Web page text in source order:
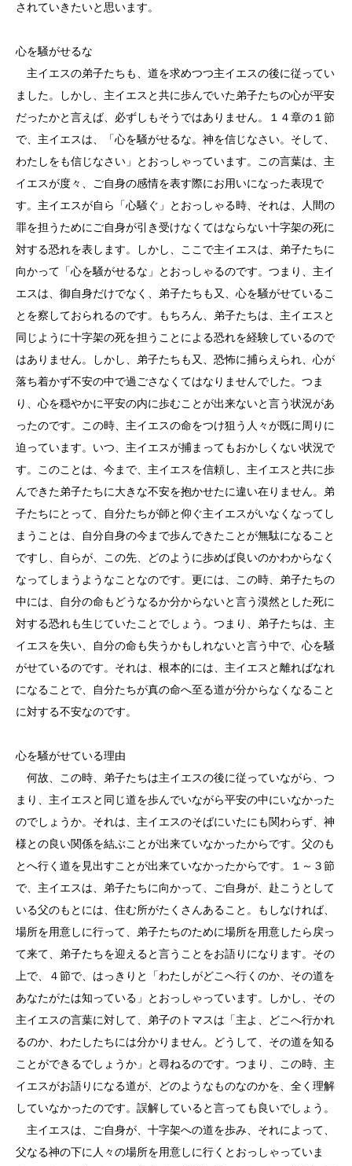
されていきたいと思います。
心を騒がせるな
主イエスの弟子たちも、道を求めつつ主イエスの後に従ってい
ました。しかし、主イエスと共に歩んでいた弟子たちの心が平安
だったかと言えば、必ずしもそうではありません。１４章の１節
で、主イエスは、「心を騒がせるな。神を信じなさい。そして、
わたしをも信じなさい」とおっしゃっています。この言葉は、主
イエスが度々、ご自身の感情を表す際にお用いになった表現で
す。主イエスが自ら「心騒ぐ」とおっしゃる時、それは、人間の
罪を担うためにご自身が引き受けなくてはならない十字架の死に
対する恐れを表します。しかし、ここで主イエスは、弟子たちに
向かって「心を騒がせるな」とおっしゃるのです。つまり、主イ
エスは、御自身だけでなく、弟子たちも又、心を騒がせているこ
とを察しておられるのです。もちろん、弟子たちは、主イエスと
同じように十字架の死を担うことによる恐れを経験しているので
はありません。しかし、弟子たちも又、恐怖に捕らえられ、心が
落ち着かず不安の中で過ごさなくてはなりませんでした。つま
り、心を穏やかに平安の内に歩むことが出来ないと言う状況があ
ったのです。この時、主イエスの命をつけ狙う人々が既に周りに
迫っています。いつ、主イエスが捕まってもおかしくない状況で
す。このことは、今まで、主イエスを信頼し、主イエスと共に歩
んできた弟子たちに大きな不安を抱かせたに違い在りません。弟
子たちにとって、自分たちが師と仰ぐ主イエスがいなくなってし
まうことは、自分自身の今まで歩んできたことが無駄になること
ですし、自らが、この先、どのように歩めば良いのかわからなく
なってしまうようなことなのです。更には、この時、弟子たちの
中には、自分の命もどうなるか分からないと言う漠然とした死に
対する恐れも生じていたことでしょう。つまり、弟子たちは、主
イエスを失い、自分の命も失うかもしれないと言う中で、心を騒
がせているのです。それは、根本的には、主イエスと離ればなれ
になることで、自分たちが真の命へ至る道が分からなくなること
に対する不安なのです。
心を騒がせている理由
何故、この時、弟子たちは主イエスの後に従っていながら、つ
まり、主イエスと同じ道を歩んでいながら平安の中にいなかった
のでしょうか。それは、主イエスのそばにいたにも関わらず、神
様との良い関係を結ぶことが出来ていなかったからです。父のも
とへ行く道を見出すことが出来ていなかったからです。１～３節
で、主イエスは、弟子たちに向かって、ご自身が、赴こうとして
いる父のもとには、住む所がたくさんあること。もしなければ、
場所を用意しに行って、弟子たちのために場所を用意したら戻っ
て来て、弟子たちを迎えると言うことをお語りになります。その
上で、４節で、はっきりと「わたしがどこへ行くのか、その道を
あなたがたは知っている」とおっしゃっています。しかし、その
主イエスの言葉に対して、弟子のトマスは「主よ、どこへ行かれ
るのか、わたしたちには分かりません。どうして、その道を知る
ことができるでしょうか」と尋ねるのです。つまり、この時、主
イエスがお語りになる道が、どのようなものなのかを、全く理解
していなかったのです。誤解していると言っても良いでしょう。
主イエスは、ご自身が、十字架への道を歩み、それによって、
父なる神の下に人々の場所を用意しに行くとおっしゃっていま